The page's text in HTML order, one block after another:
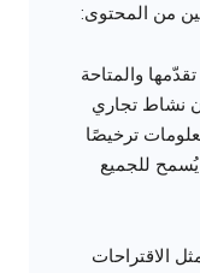
من المحتوى:
والمتاحة
نشاط تجاري
ترخيصًا
يُسمح للجميع
الاقتراحات